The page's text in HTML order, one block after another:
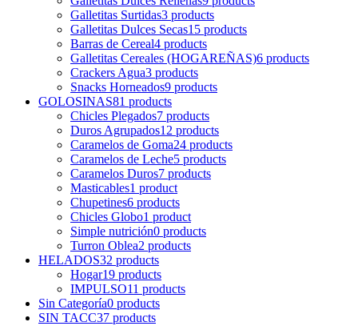
Galletitas Surtidas3 products
Galletitas Dulces Secas15 products
Barras de Cereal4 products
Galletitas Cereales (HOGAREÑAS)6 products
Crackers Agua3 products
Snacks Horneados9 products
GOLOSINAS81 products
Chicles Plegados7 products
Duros Agrupados12 products
Caramelos de Goma24 products
Caramelos de Leche5 products
Caramelos Duros7 products
Masticables1 product
Chupetines6 products
Chicles Globo1 product
Simple nutrición0 products
Turron Oblea2 products
HELADOS32 products
Hogar19 products
IMPULSO11 products
Sin Categoría0 products
SIN TACC37 products